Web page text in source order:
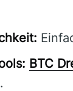
BTC